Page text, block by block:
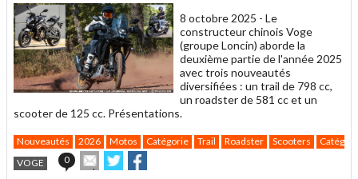
8 octobre 2025 - Le
constructeur chinois Voge
(groupe Loncin) aborde la
deuxième partie de l'année 2025
avec trois nouveautés
diversifiées : un trail de 798 cc,
un roadster de 581 cc et un
scooter de 125 cc. Présentations.
Nouveautés 2026 Motos Catégorie Trail Roadster Scooters
VOGE
0
Envoyer
cet
Partager
sur sur